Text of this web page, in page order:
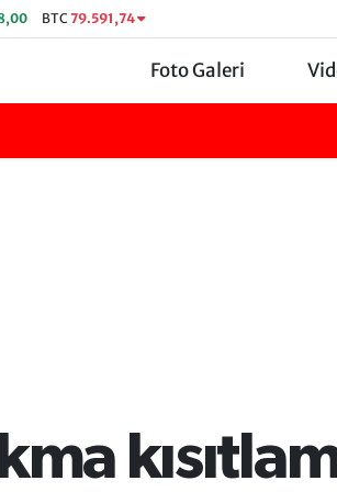
BTC 79.591,74
Foto Galeri